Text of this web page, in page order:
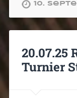
10.
20.07.25
Turnier